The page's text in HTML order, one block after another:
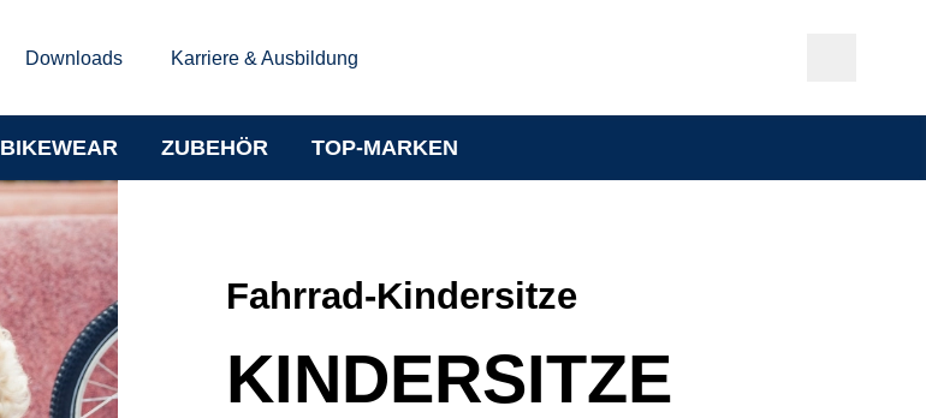
Downloads Karriere & Ausbildung
BIKEWEAR ZUBEHÖR TOP-MARKEN
Fahrrad-Kindersitze
KINDERSITZE